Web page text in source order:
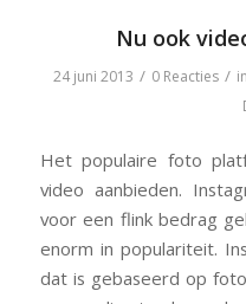
Nu ook
24 juni 2013 / 0 Reacties / in
Het populaire foto
video aanbieden.
voor een flink bedrag
enorm in populariteit.
dat is gebaseerd op